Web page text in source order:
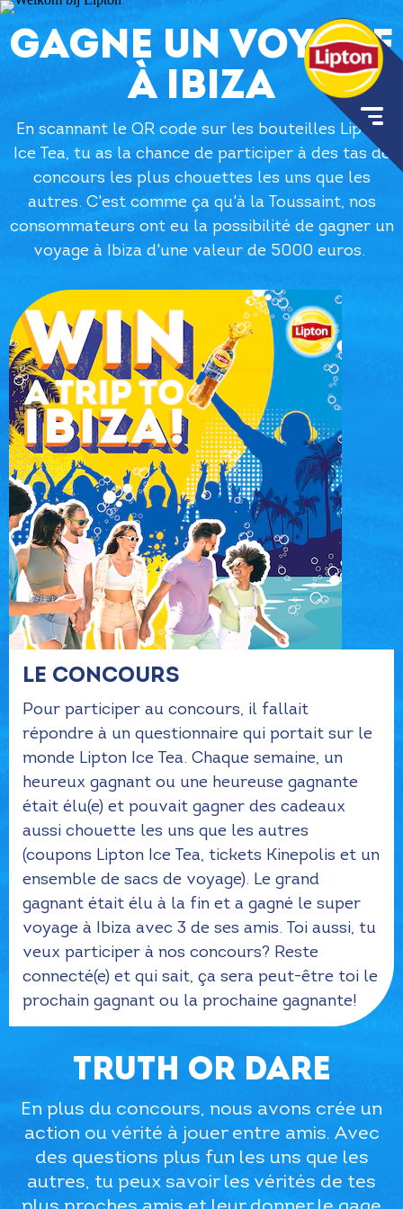
GAGNE UN VOYAGE
À IBIZA
En scannant le QR code sur les bouteilles Lipton
Ice Tea, tu as la chance de participer à des tas de
concours les plus chouettes les uns que les
autres. C'est comme ça qu'à la Toussaint, nos
consommateurs ont eu la possibilité de gagner un
voyage à Ibiza d'une valeur de 5000 euros.
LE CONCOURS
Pour participer au concours, il fallait
répondre à un questionnaire qui portait sur le
monde Lipton Ice Tea. Chaque semaine, un
heureux gagnant ou une heureuse gagnante
était élu(e) et pouvait gagner des cadeaux
aussi chouette les uns que les autres
(coupons Lipton Ice Tea, tickets Kinepolis et un
ensemble de sacs de voyage). Le grand
gagnant était élu à la fin et a gagné le super
voyage à Ibiza avec 3 de ses amis. Toi aussi, tu
veux participer à nos concours? Reste
connecté(e) et qui sait, ça sera peut-être toi le
prochain gagnant ou la prochaine gagnante!
TRUTH OR DARE
En plus du concours, nous avons crée un
action ou vérité à jouer entre amis. Avec
des questions plus fun les uns que les
autres, tu peux savoir les vérités de tes